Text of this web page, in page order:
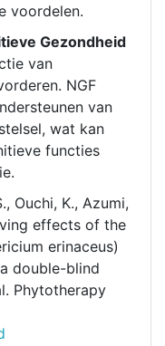
voordelen.
Gezondheid
van
NGF
van
wat kan
functies
Ouchi, K., Azumi,
effects of the
erinaceus)
double-blind
Phytotherapy